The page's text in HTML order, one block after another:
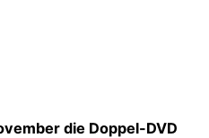
die Doppel-DVD